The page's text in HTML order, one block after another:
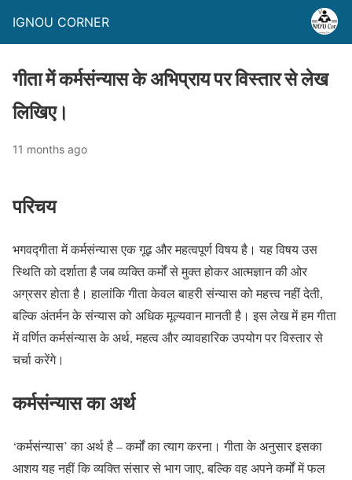
IGNOU CORNER
गीता में कर्मसंन्यास के अभिप्राय पर विस्तार से लेख
लिखिए।
11 months ago
परिचय
भगवद्गीता में कर्मसंन्यास एक गूढ़ और महत्वपूर्ण विषय है। यह विषय उस
स्थिति को दर्शाता है जब व्यक्ति कर्मों से मुक्त होकर आत्मज्ञान की ओर
अग्रसर होता है। हालांकि गीता केवल बाहरी संन्यास को महत्त्व नहीं देती,
बल्कि अंतर्मन के संन्यास को अधिक मूल्यवान मानती है। इस लेख में हम गीता
में वर्णित कर्मसंन्यास के अर्थ, महत्व और व्यावहारिक उपयोग पर विस्तार से
चर्चा करेंगे।
कर्मसंन्यास का अर्थ
‘कर्मसंन्यास’ का अर्थ है – कर्मों का त्याग करना। गीता के अनुसार इसका
आशय यह नहीं कि व्यक्ति संसार से भाग जाए, बल्कि वह अपने कर्मों में फल